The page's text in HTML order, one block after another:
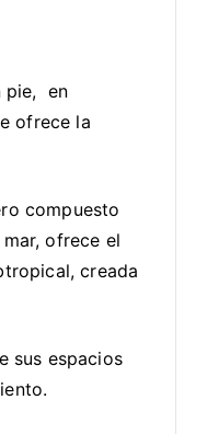
pie, en
ofrece la
compuesto
ofrece el
creada
sus espacios